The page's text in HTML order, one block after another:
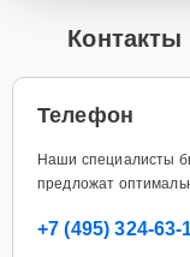
Телефон
Наши специалисты
предложат
+7 (495) 324-63-